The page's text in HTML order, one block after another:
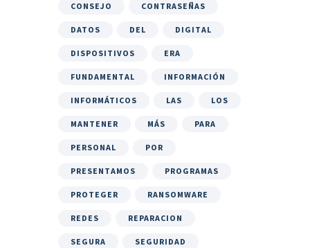
CONSEJO CONTRASEÑAS
DATOS DEL DIGITAL
DISPOSITIVOS ERA
FUNDAMENTAL INFORMACIÓN
INFORMÁTICOS LAS LOS
MANTENER MÁS PARA
PERSONAL POR
PRESENTAMOS PROGRAMAS
PROTEGER RANSOMWARE
REDES REPARACION
SEGURA SEGURIDAD